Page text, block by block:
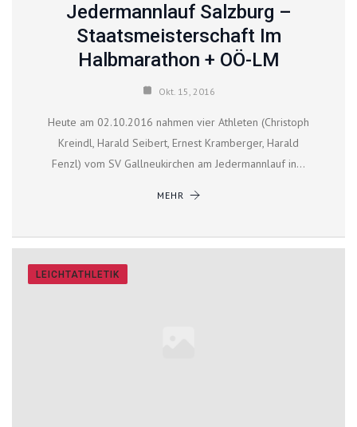
Jedermannlauf Salzburg –
Staatsmeisterschaft Im
Halbmarathon + OÖ-LM
Okt. 15, 2016
Heute am 02.10.2016 nahmen vier Athleten (Christoph
Kreindl, Harald Seibert, Ernest Kramberger, Harald
Fenzl) vom SV Gallneukirchen am Jedermannlauf in…
MEHR
LEICHTATHLETIK